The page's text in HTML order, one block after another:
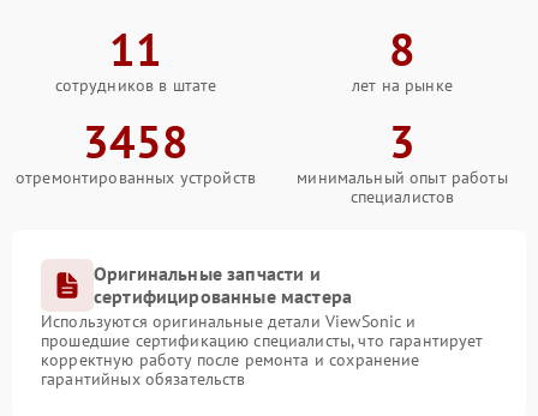
11
сотрудников в штате
8
лет на рынке
3458
отремонтированных устройств
3
минимальный опыт работы
специалистов
Оригинальные запчасти и
сертифицированные мастера
Используются оригинальные детали ViewSonic и
прошедшие сертификацию специалисты, что гарантирует
корректную работу после ремонта и сохранение
гарантийных обязательств